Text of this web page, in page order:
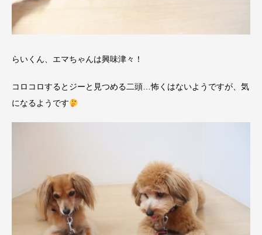
らいくん、エマちゃんは興味津々！
コロコロするとジーと見つめる二頭…怖くはないようですが、気
になるようです